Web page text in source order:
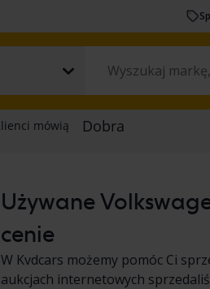
Używane
cenie
W Kvdcars możemy pomóc Ci
aukcjach internetowych